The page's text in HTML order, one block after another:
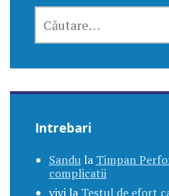
DUPĂ:
Intrebari
Sandula Timpan
complicatii
vivila Testul de efort